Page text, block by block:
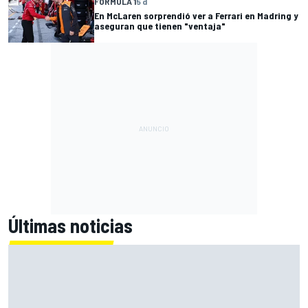
En McLaren sorprendió ver a Ferrari en Madring y
aseguran que tienen "ventaja"
Últimas noticias